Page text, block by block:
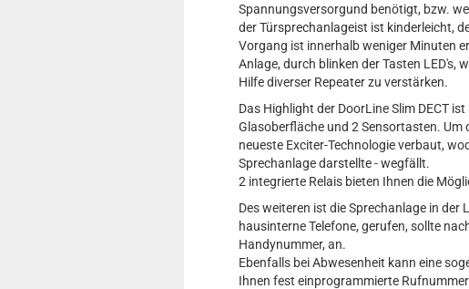
Spannungsversorgund benötigt, bzw.
der Türsprechanlageist ist kinderleicht,
Vorgang ist innerhalb weniger Minuten
Anlage, durch blinken der Tasten LED's,
Hilfe diverser Repeater zu verstärken.
Das Highlight der DoorLine Slim DECT
Glasoberfläche und 2 Sensortasten. Um
neueste Exciter-Technologie verbaut,
Sprechanlage darstellte - wegfällt.
2 integrierte Relais bieten Ihnen die
Des weiteren ist die Sprechanlage in
hausinterne Telefone, gerufen, sollte
Handynummer, an.
Ebenfalls bei Abwesenheit kann eine
Ihnen fest einprogrammierte